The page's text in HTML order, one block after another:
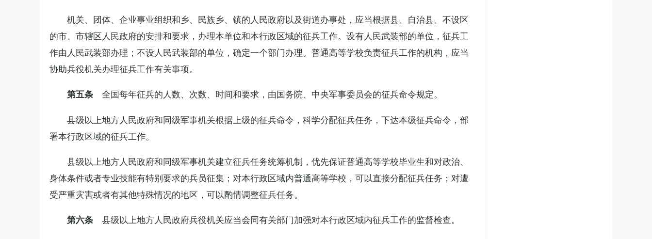
机关、团体、企业事业组织和乡、民族乡、镇的人民政府以及街道办事处，应当根据县、自治县、不设区
的市、市辖区人民政府的安排和要求，办理本单位和本行政区域的征兵工作。设有人民武装部的单位，征兵工
作由人民武装部办理；不设人民武装部的单位，确定一个部门办理。普通高等学校负责征兵工作的机构，应当
协助兵役机关办理征兵工作有关事项。
第五条 全国每年征兵的人数、次数、时间和要求，由国务院、中央军事委员会的征兵命令规定。
县级以上地方人民政府和同级军事机关根据上级的征兵命令，科学分配征兵任务，下达本级征兵命令，部
署本行政区域的征兵工作。
县级以上地方人民政府和同级军事机关建立征兵任务统筹机制，优先保证普通高等学校毕业生和对政治、
身体条件或者专业技能有特别要求的兵员征集；对本行政区域内普通高等学校，可以直接分配征兵任务；对遭
受严重灾害或者有其他特殊情况的地区，可以酌情调整征兵任务。
第六条 县级以上地方人民政府兵役机关应当会同有关部门加强对本行政区域内征兵工作的监督检查。